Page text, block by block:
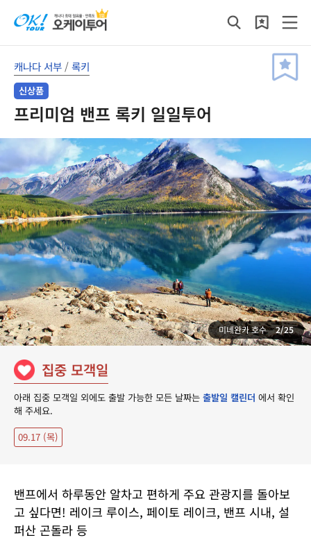
캐나다 서부 /록키
신상품
프리미엄 밴프 록키 일일투어
미네완카 호수 2/25
집중 모객일
아래 집중 모객일 외에도 출발 가능한 모든 날짜는 출발일 캘린더 에서 확인
해 주세요.
09.17 (목)
밴프에서 하루동안 알차고 편하게 주요 관광지를 돌아보
고 싶다면! 레이크 루이스, 페이토 레이크, 밴프 시내, 설
퍼산 곤돌라 등